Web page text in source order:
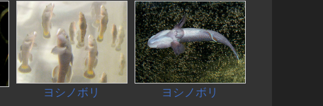
ヨシノボリ ヨシノボリ